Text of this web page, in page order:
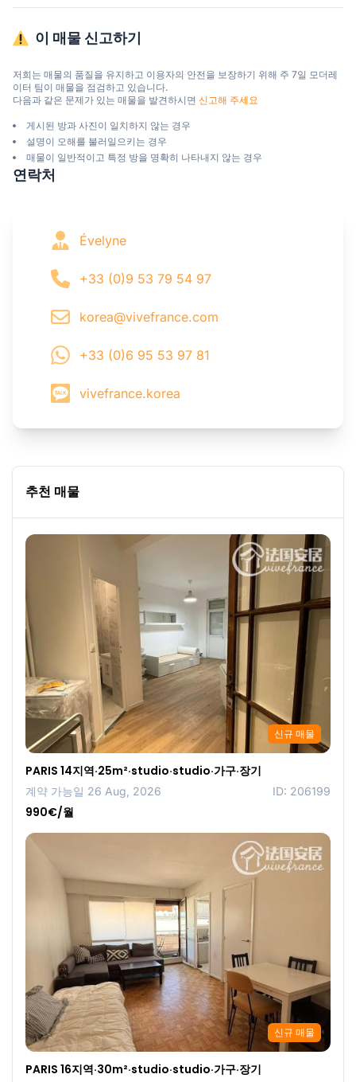
이 매물 신고하기
저희는 매물의 품질을 유지하고 이용자의 안전을 보장하기 위해 주 7일 모더레
이터 팀이 매물을 점검하고 있습니다.
다음과 같은 문제가 있는 매물을 발견하시면 신고해 주세요
게시된 방과 사진이 일치하지 않는 경우
설명이 오해를 불러일으키는 경우
매물이 일반적이고 특정 방을 명확히 나타내지 않는 경우
연락처
Évelyne
+33 (0)9 53 79 54 97
korea@vivefrance.com
+33 (0)6 95 53 97 81
vivefrance.korea
추천 매물
신규 매물
PARIS 14지역·25m²·studio·studio·가구·장기
계약 가능일 26 Aug, 2026 ID: 206199
990€/월
신규 매물
PARIS 16지역·30m²·studio·studio·가구·장기